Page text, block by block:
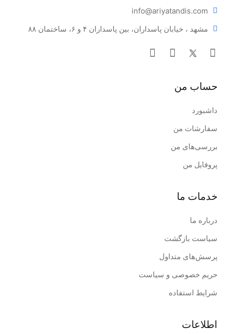
info@ariyatandis.com
مشهد ، خیابان پاسداران، بین پاسداران ۴ و ۶، ساختمان ۸۸
حساب من
داشبورد
سفارشات من
بررسی‌های من
پروفایل من
خدمات ما
درباره ما
سیاست بازگشت
پرسش‌های متداول
حریم خصوصی و سیاست
شرایط استفاده
اطلاعات